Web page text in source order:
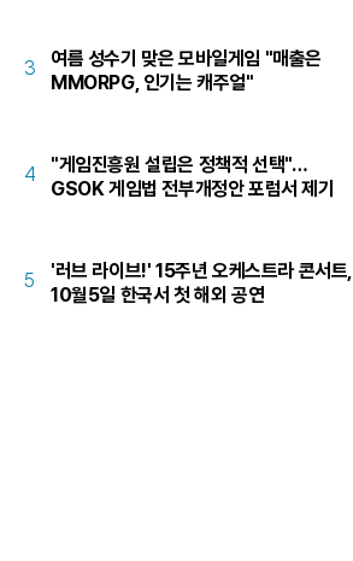
3
여름 성수기 맞은 모바일게임 "매출은
MMORPG, 인기는 캐주얼"
4
"게임진흥원 설립은 정책적 선택"…
GSOK 게임법 전부개정안 포럼서 제기
5
'러브 라이브!' 15주년 오케스트라 콘서트,
10월5일 한국서 첫 해외 공연